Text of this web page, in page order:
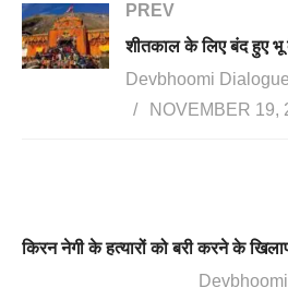
PREV
Devbhoomi Dialogue
NOVEMBER 19,